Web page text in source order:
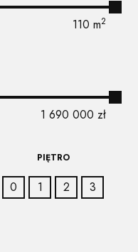
110 m2
1 690 000 zł
PIĘTRO
0 1 2 3